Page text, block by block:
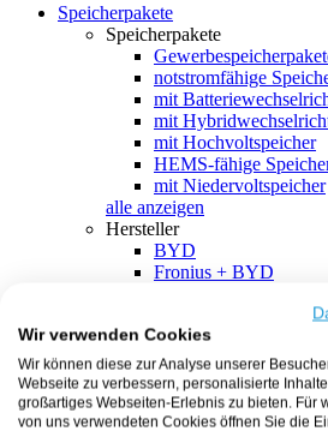
Speicherpakete
Speicherpakete
notstromfähige
mit
mit
mit Hochvoltspeicher
HEMS-fähige
mit Niedervoltspeicher
alle anzeigen
Hersteller
BYD
Fronius + BYD
SMA + BYD
EcoFlow
EcoFlow + EcoFlow
FENECON
FENECON +
Wir verwenden Cookies
Wir können diese zur Analyse unserer
Webseite zu verbessern, personalisierte
großartiges Webseiten-Erlebnis zu bieten. Für
von uns verwendeten Cookies öffnen Sie die